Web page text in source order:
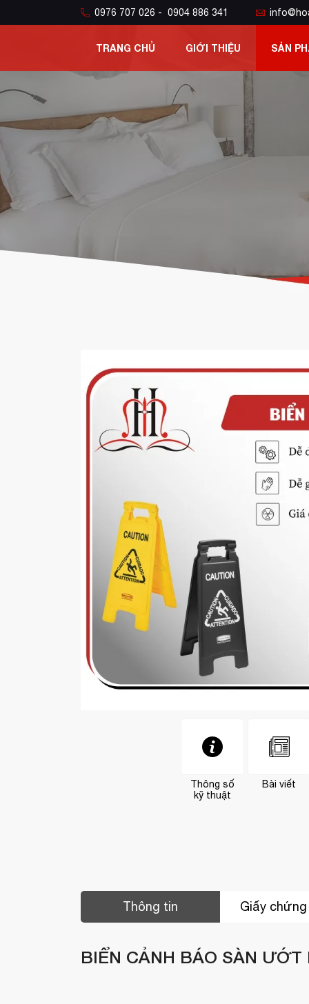
0976 707 026 - 0904 886 341
TRANG CHỦ GIỚI THIỆU SẢN
Thông số
kỹ thuật
Bài viết
pham thị ngọc-(0913436xxx)
Thông tin Giấy chứng
BIỂN CẢNH BÁO SÀN ƯỚT